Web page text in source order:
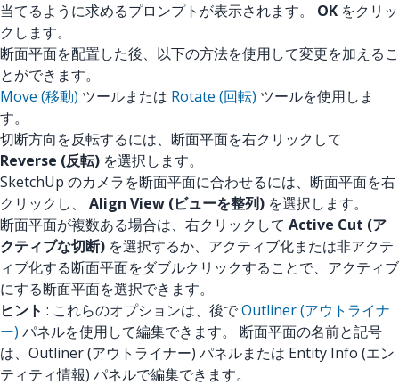
当てるように求めるプロンプトが表示されます。 OK をクリッ
クします。
断面平面を配置した後、以下の方法を使用して変更を加えるこ
とができます。
Move (移動) ツールまたは Rotate (回転) ツールを使用しま
す。
切断方向を反転するには、断面平面を右クリックして
Reverse (反転) を選択します。
SketchUp のカメラを断面平面に合わせるには、断面平面を右
クリックし、 Align View (ビューを整列) を選択します。
断面平面が複数ある場合は、右クリックして Active Cut (ア
クティブな切断) を選択するか、アクティブ化または非アクテ
ィブ化する断面平面をダブルクリックすることで、アクティブ
にする断面平面を選択できます。
ヒント : これらのオプションは、後でOutliner (アウトライナ
ー) パネルを使用して編集できます。 断面平面の名前と記号
は、Outliner (アウトライナー) パネルまたは Entity Info (エン
ティティ情報) パネルで編集できます。